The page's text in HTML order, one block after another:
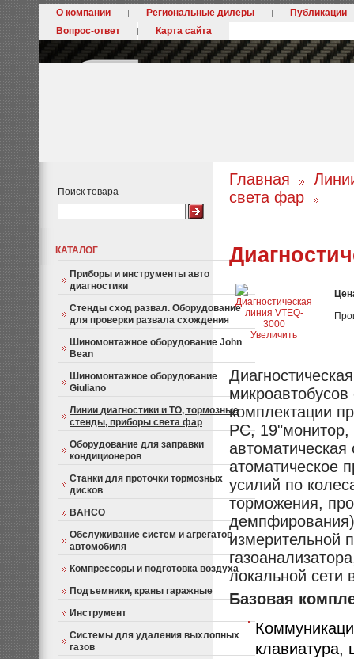
О компании Региональные дилеры
Публикации
Вопрос-ответ
Карта сайта
Поиск товара
КАТАЛОГ
Приборы и инструменты авто
диагностики
Стенды сход развал. Оборудование
для проверки развала схождения
Шиномонтажное оборудование John
Bean
Шиномонтажное оборудование
Giuliano
Линии диагностики и ТО, тормозные
стенды, приборы света фар
Оборудование для заправки
кондиционеров
Станки для проточки тормозных
дисков
BAHCO
Обслуживание систем и агрегатов
автомобиля
Компрессоры и подготовка воздуха
Подъемники, краны гаражные
Инструмент
Системы для удаления выхлопных
газов
Главная
света фар
Увеличить
микроавтобусов
комплектации
РС, 19"монитор,
атоматическое
усилий по
торможения,
измерительной
локальной сети
Базовая
клавиатура,